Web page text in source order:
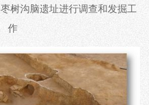
树沟脑遗址进行调查和发掘工
作